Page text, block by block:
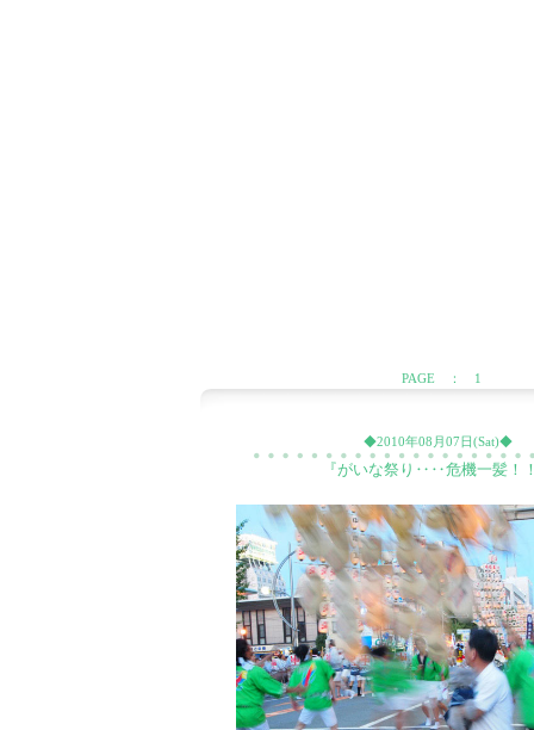
PAGE ： 1
◆2010年08月07日(Sat)◆
『がいな祭り‥‥危機一髪！